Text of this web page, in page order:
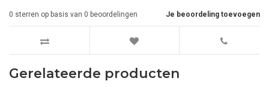
Je beoordeling toevoegen
0 sterren op basis van 0 beoordelingen
Gerelateerde producten